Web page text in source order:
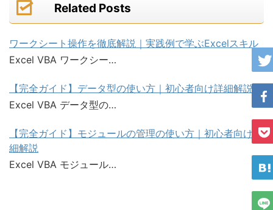
Related Posts
ワークシート操作を徹底解説｜実践例で学ぶExcelスキル
Excel VBA ワークシー…
【完全ガイド】データ型の使い方｜初心者向け詳細解説
Excel VBA データ型の…
【完全ガイド】モジュールの管理の使い方｜初心者向け詳
細解説
Excel VBA モジュール…